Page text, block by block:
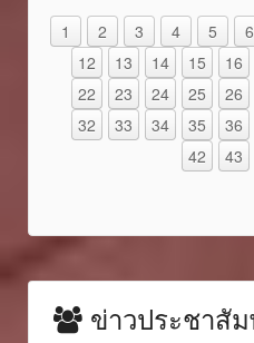
1 2 3 4 5 6
12
13 14 15 16
22
23 24 25 26
32
33 34 35 36
42
43
ข่าวประชาสั